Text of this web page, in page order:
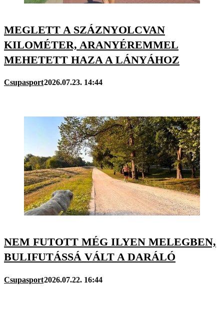
MEGLETT A SZÁZNYOLCVAN
KILOMÉTER, ARANYÉREMMEL
MEHETETT HAZA A LÁNYÁHOZ
Csupasport2026.07.23. 14:44
NEM FUTOTT MÉG ILYEN MELEGBEN,
BULIFUTÁSSÁ VÁLT A DARÁLÓ
Csupasport2026.07.22. 16:44